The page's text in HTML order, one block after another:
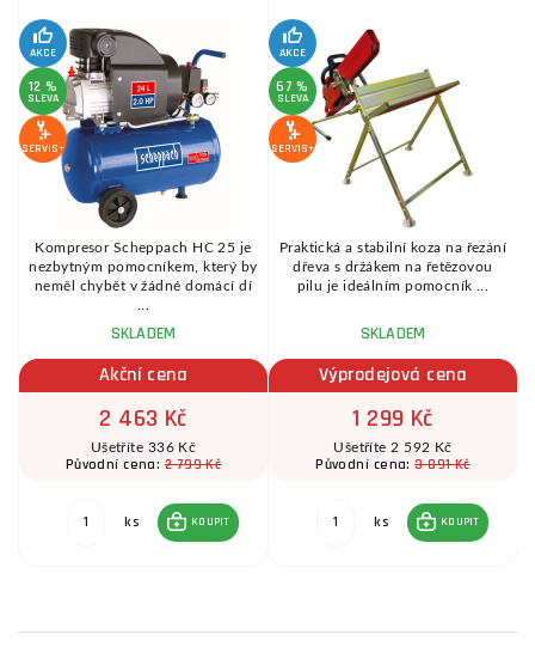
AKCE
12 %
SLEVA
SERVIS+
Kompresor Scheppach HC 25 je
nezbytným pomocníkem, který by
neměl chybět v žádné domácí dí
SKLADEM
Akční cena
2 463 Kč
Ušetříte 336 Kč
Původní cena:2 799 Kč
ks KOUPIT
AKCE
67 %
SLEVA
SERVIS+
Praktická a stabilní koza na řezání
dřeva s držákem na řetězovou
pilu je ideálním pomocník ...
SKLADEM
Výprodejová cena
1 299 Kč
Ušetříte 2 592 Kč
Původní cena:3 891 Kč
ks KOUPIT